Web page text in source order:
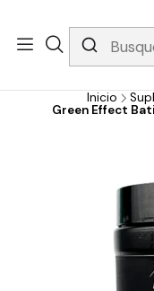
Whatsapp 3229079958/
gratis apartir de 199.000!
Inicio
Green Effect